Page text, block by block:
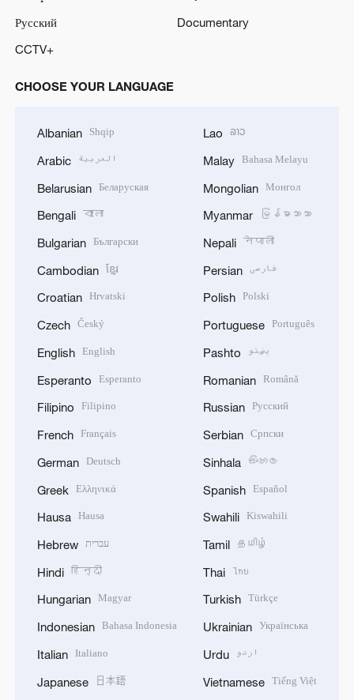
Русский
Documentary
CCTV+
CHOOSE YOUR LANGUAGE
Albanian Shqip
Arabic العربية
Belarusian Беларуская
Bengali বাংলা
Bulgarian Български
Cambodian ខ្មែរ
Croatian Hrvatski
Czech Český
English English
Esperanto Esperanto
Filipino Filipino
French Français
German Deutsch
Greek Ελληνικά
Hausa Hausa
Hebrew עברית
Hindi हिन्दी
Hungarian Magyar
Indonesian Bahasa Indonesia
Italian Italiano
Japanese
日本語
Lao ລາວ
Malay Bahasa Melayu
Mongolian Монгол
Myanmar မြန်မာဘာသာ
Nepali नेपाली
Persian فارسی
Polish Polski
Portuguese Português
Pashto پښتو
Romanian Română
Russian Русский
Serbian Српски
Sinhala සිංහල
Spanish Español
Swahili Kiswahili
Tamil தமிழ்
Thai ไทย
Turkish Türkçe
Ukrainian Українська
Urdu اردو
Vietnamese Tiếng Việt